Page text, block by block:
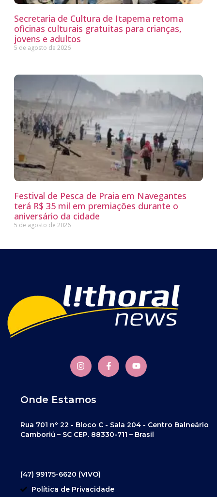
Secretaria de Cultura de Itapema retoma
oficinas culturais gratuitas para crianças,
jovens e adultos
5 de agosto de 2026
Festival de Pesca de Praia em Navegantes
terá R$ 35 mil em premiações durante o
aniversário da cidade
5 de agosto de 2026
Onde Estamos
Rua 701 nº 22 - Bloco C - Sala 204 - Centro Balneário
Camboriú – SC CEP. 88330-711 – Brasil
(47) 99175-6620 (VIVO)
Política de Privacidade